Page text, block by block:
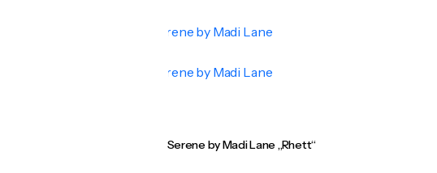
Serene by Madi Lane „Rhett“